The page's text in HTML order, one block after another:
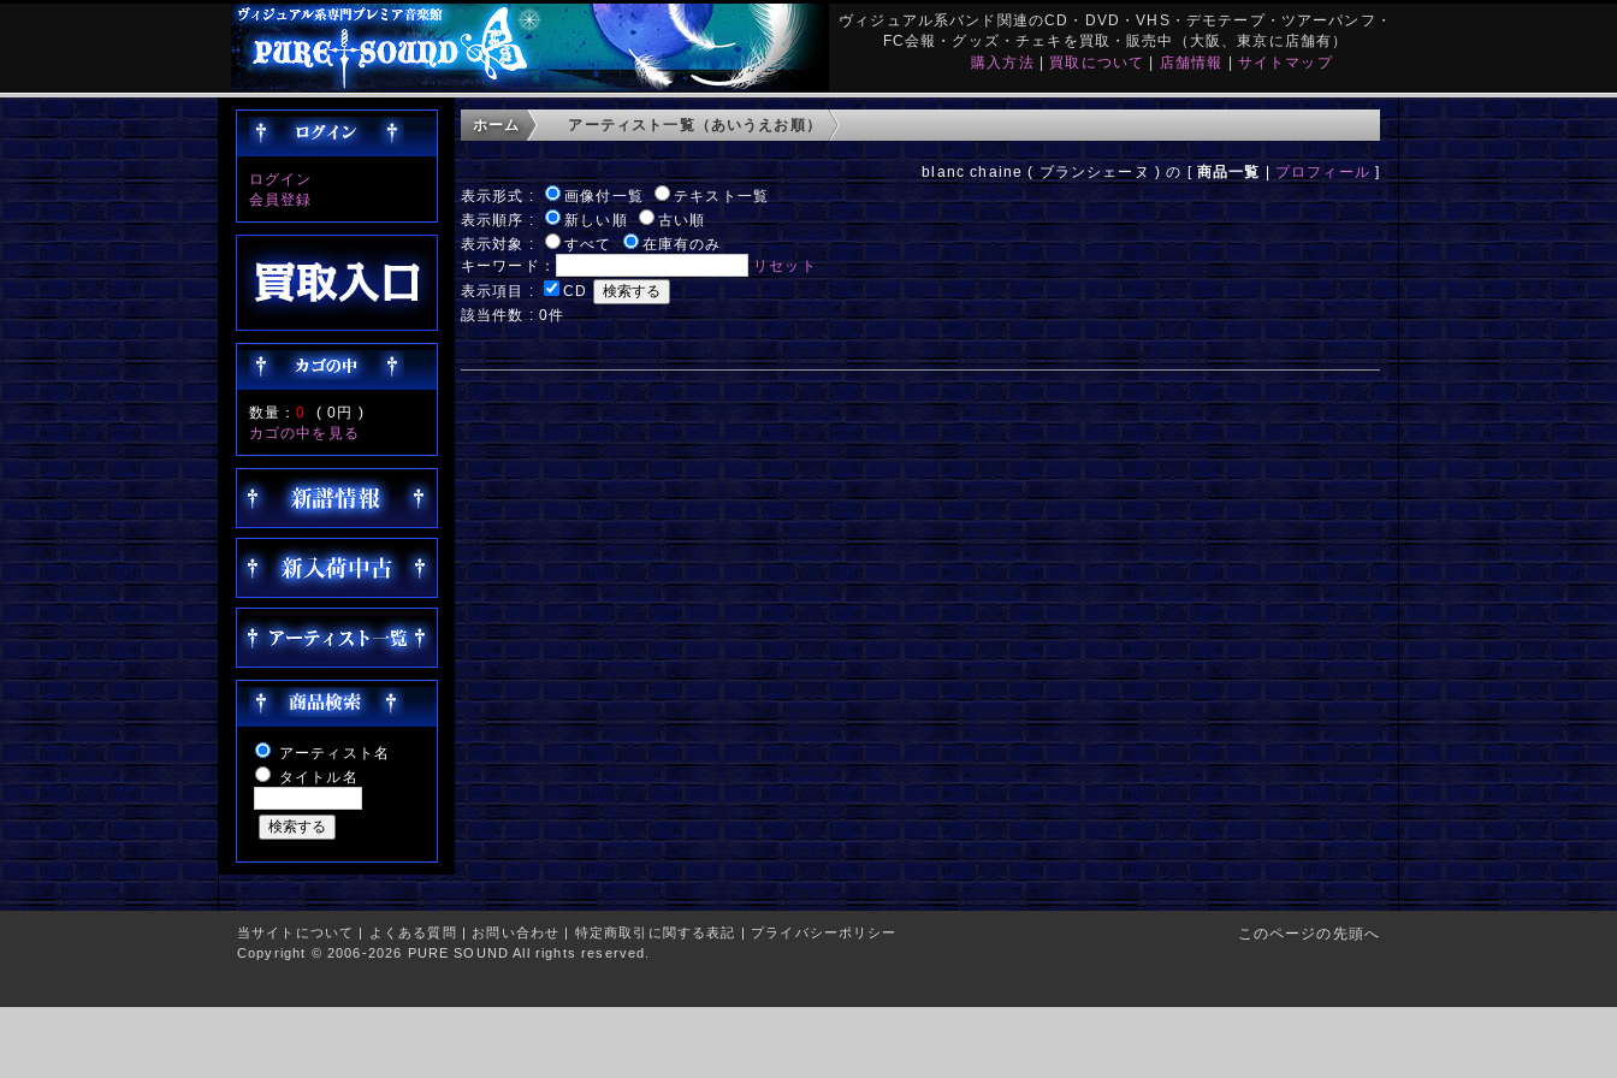
ヴィジュアル系バンド関連のCD・DVD・VHS・デモテープ・ツアーパンフ・
FC会報・グッズ・チェキを買取・販売中（大阪、東京に店舗有）
購入方法 | 買取について | 店舗情報 | サイトマップ
ログイン
会員登録
数量：0 (0円 )
カゴの中を見る
アーティスト名
タイトル名
ホーム アーティスト一覧（あいうえお順）
blanc chaine ( ブランシェーヌ ) の [ 商品一覧 | プロフィール ]
表示形式 :
画像付一覧
テキスト一覧
表示順序 :
新しい順
古い順
表示対象 :
すべて
在庫有のみ
キーワード：
リセット
表示項目 :
CD
該当件数 : 0件
このページの先頭へ
当サイトについて | よくある質問 | お問い合わせ | 特定商取引に関する表記 | プライバシーポリシー
Copyright © 2006-2026 PURE SOUND All rights reserved.